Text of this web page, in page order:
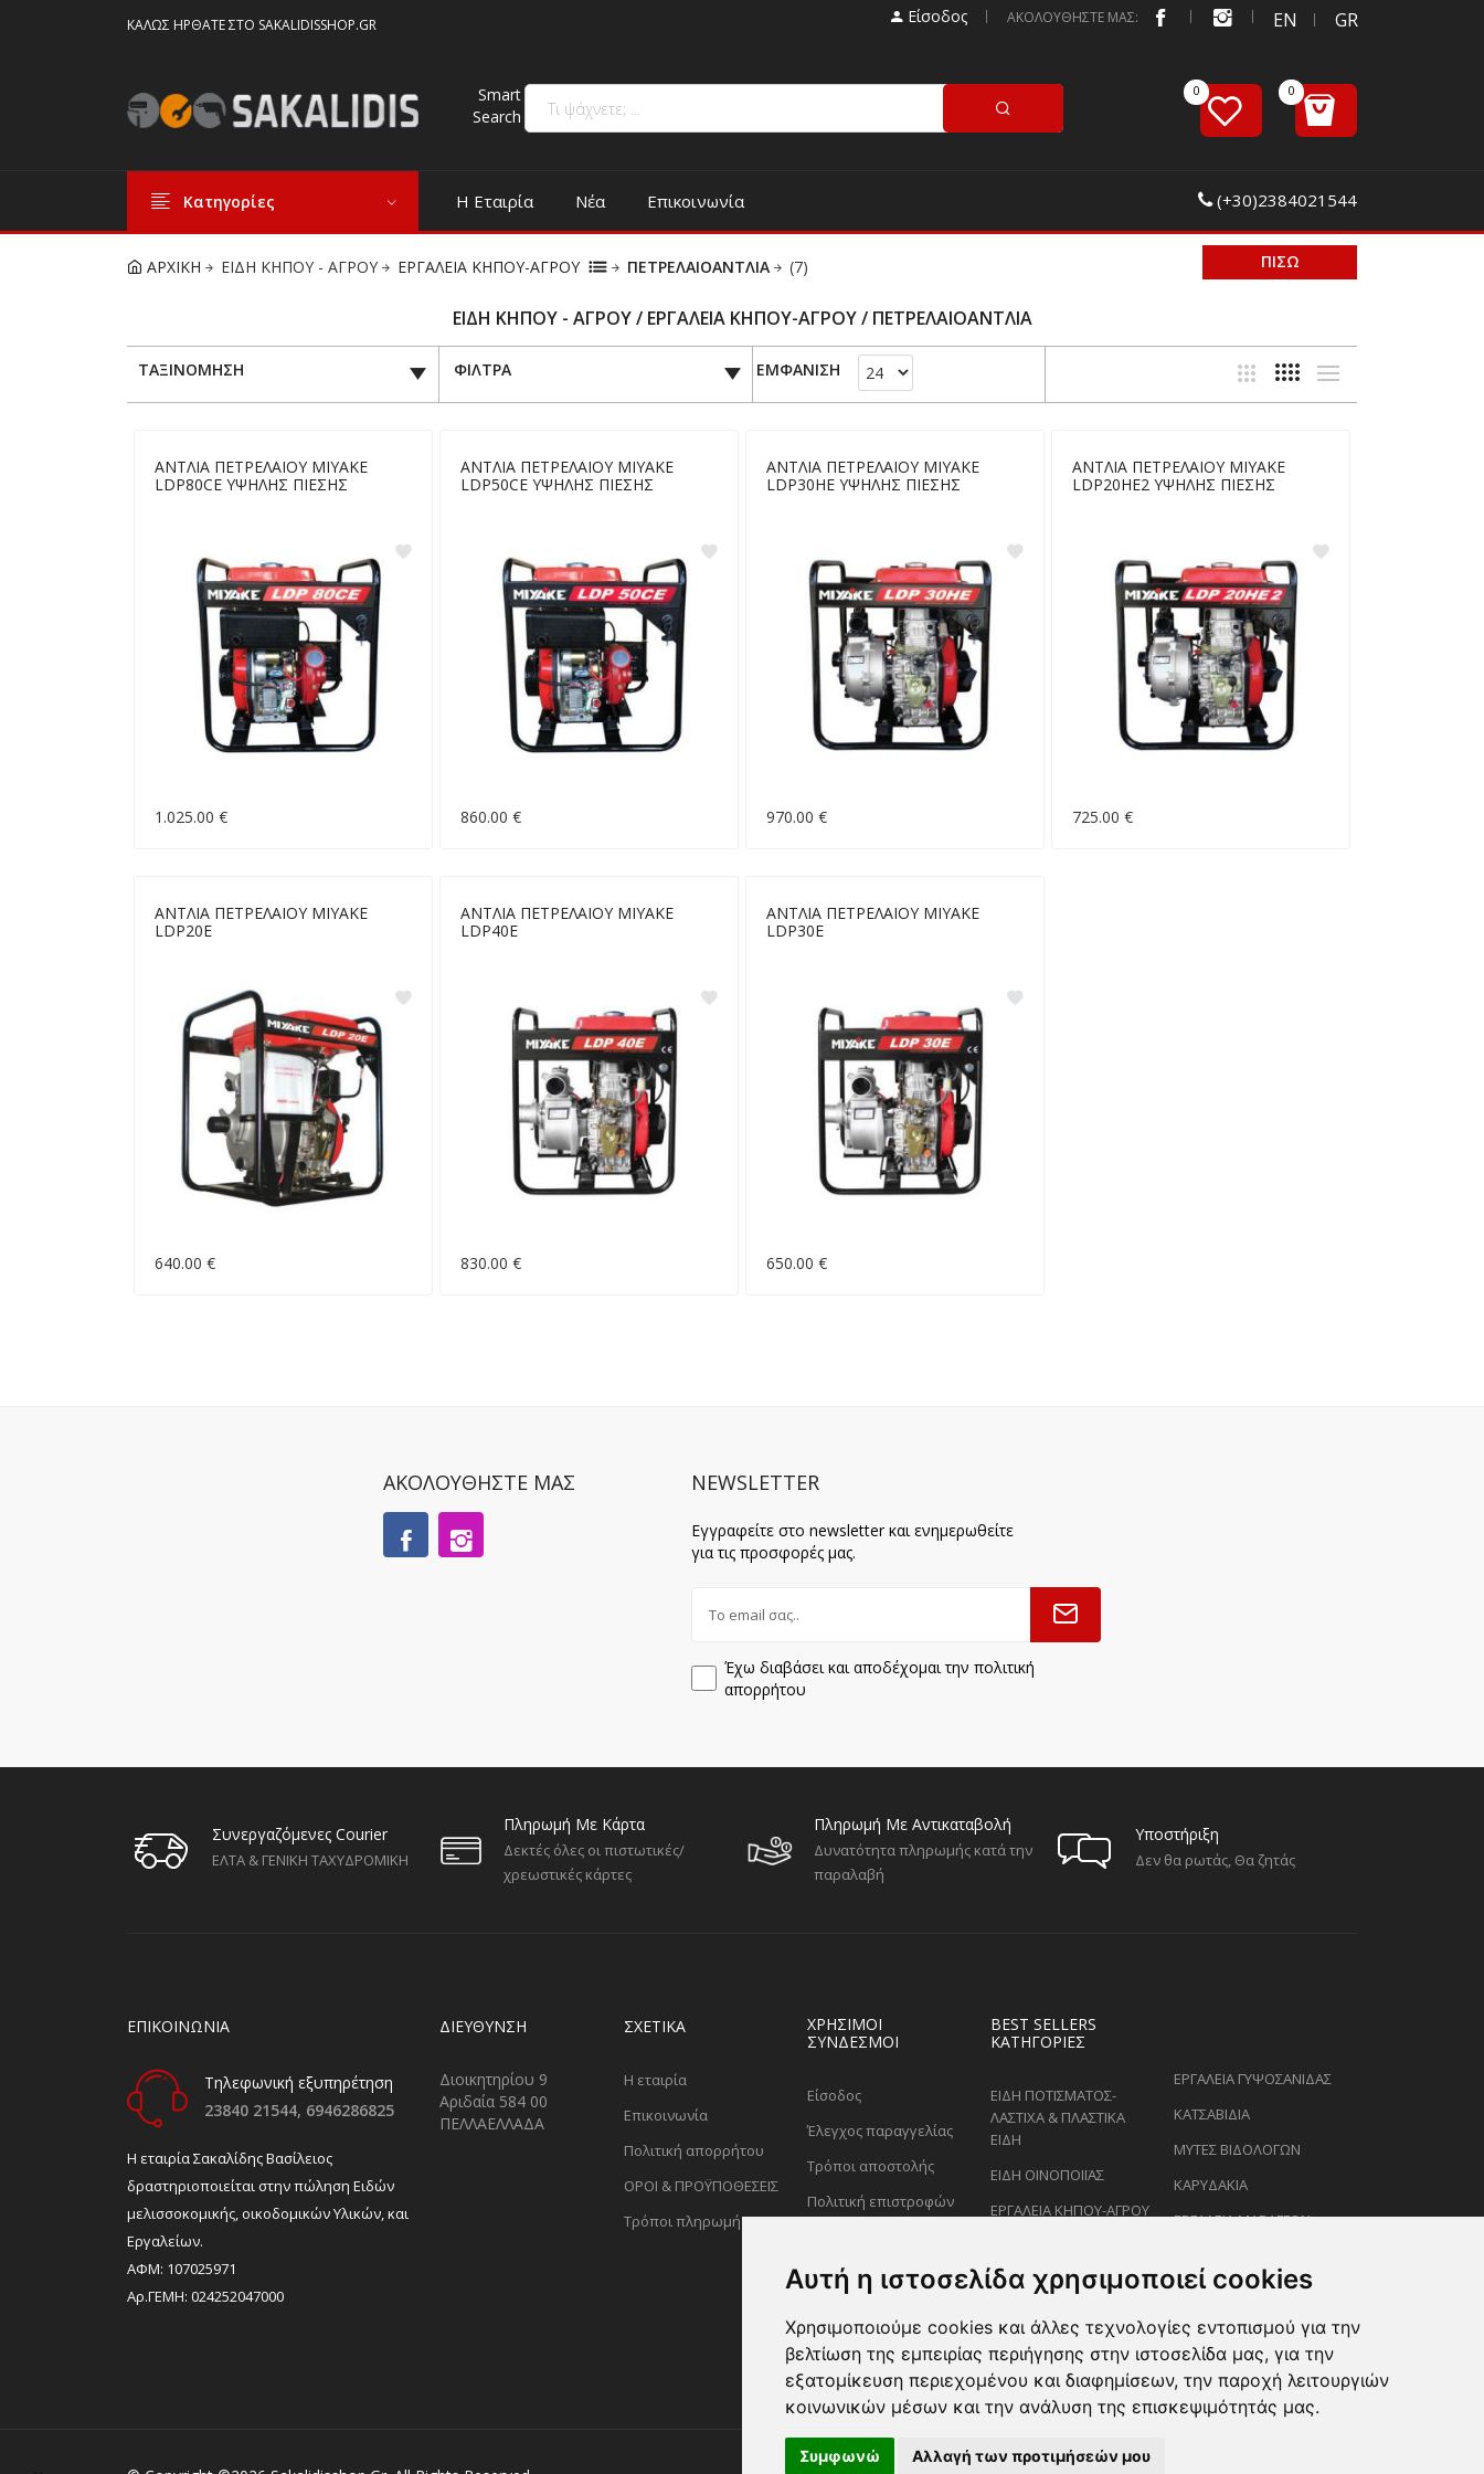
Αυτή η ιστοσελίδα χρησιμοποιεί cookies
Χρησιμοποιούμε cookies και άλλες τεχνολογίες εντοπισμού για την
βελτίωση της εμπειρίας περιήγησης στην ιστοσελίδα μας, για την
εξατομίκευση περιεχομένου και διαφημίσεων, την παροχή λειτουργιών
κοινωνικών μέσων και την ανάλυση της επισκεψιμότητάς μας.
Συμφωνώ Αλλαγή των προτιμήσεών μου
ΚΑΛΏΣ ΉΡΘΑΤΕ ΣΤΟ SAKALIDISSHOP.GR Είσοδος ΑΚΟΛΟΥΘΗΣΤΕ ΜΑΣ: EN GR
Smart
Search
Κατηγορίες Η Εταιρία Νέα Επικοινωνία (+30)2384021544
ΑΡΧΙΚΗ ΕΙΔΗ ΚΗΠΟΥ - ΑΓΡΟΥ ΕΡΓΑΛΕΙΑ ΚΗΠΟΥ-ΑΓΡΟΥ ΠΕΤΡΕΛΑΙΟΑΝΤΛΙΑ (7) ΠΙΣΩ
ΕΙΔΗ ΚΗΠΟΥ - ΑΓΡΟΥ / ΕΡΓΑΛΕΙΑ ΚΗΠΟΥ-ΑΓΡΟΥ / ΠΕΤΡΕΛΑΙΟΑΝΤΛΙΑ
ΤΑΞΙΝΟΜΗΣΗ ΦΙΛΤΡΑ ΕΜΦΑΝΙΣΗ
ΑΝΤΛΙΑ ΠΕΤΡΕΛΑΙΟΥ MIYAKE
LDP80CE ΥΨΗΛΗΣ ΠΙΕΣΗΣ
1.025.00 €
ΑΝΤΛΙΑ ΠΕΤΡΕΛΑΙΟΥ MIYAKE
LDP50CE ΥΨΗΛΗΣ ΠΙΕΣΗΣ
860.00 €
ΑΝΤΛΙΑ ΠΕΤΡΕΛΑΙΟΥ MIYAKE
LDP30HE ΥΨΗΛΗΣ ΠΙΕΣΗΣ
970.00 €
ΑΝΤΛΙΑ ΠΕΤΡΕΛΑΙΟΥ MIYAKE
LDP20HE2 ΥΨΗΛΗΣ ΠΙΕΣΗΣ
725.00 €
ΑΝΤΛΙΑ ΠΕΤΡΕΛΑΙΟΥ MIYAKE
LDP20E
640.00 €
ΑΝΤΛΙΑ ΠΕΤΡΕΛΑΙΟΥ MIYAKE
LDP40E
830.00 €
ΑΝΤΛΙΑ ΠΕΤΡΕΛΑΙΟΥ MIYAKE
LDP30E
650.00 €
ΑΚΟΛΟΥΘΗΣΤΕ ΜΑΣ NEWSLETTER
Εγγραφείτε στο newsletter και ενημερωθείτε
για τις προσφορές μας.
Έχω διαβάσει και αποδέχομαι την πολιτική
απορρήτου
Συνεργαζόμενες Courier
ΕΛΤΑ & ΓΕΝΙΚΗ ΤΑΧΥΔΡΟΜΙΚΗ
Πληρωμή Με Κάρτα
Δεκτές όλες οι πιστωτικές/
χρεωστικές κάρτες
Πληρωμή Με Αντικαταβολή
Δυνατότητα πληρωμής κατά την
παραλαβή
Υποστήριξη
Δεν θα ρωτάς, Θα ζητάς
ΕΠΙΚΟΙΝΩΝΙΑ
Τηλεφωνική εξυπηρέτηση
23840 21544, 6946286825
H εταιρία Σακαλίδης Βασίλειος
δραστηριοποιείται στην πώληση Ειδών
μελισσοκομικής, οικοδομικών Υλικών, και
Εργαλείων.
ΑΦΜ: 107025971
Αρ.ΓΕΜΗ: 024252047000
ΔΙΕΎΘΥΝΣΗ
Διοικητηρίου 9
Αριδαία 584 00
ΠΕΛΛΑΕΛΛΑΔΑ
ΣΧΕΤΙΚΑ
Η εταιρία
Επικοινωνία
Πολιτική απορρήτου
ΟΡΟΙ & ΠΡΟΫΠΟΘΕΣΕΙΣ
Τρόποι πληρωμής
ΧΡΗΣΙΜΟΙ
ΣΥΝΔΕΣΜΟΙ
Είσοδος
Έλεγχος παραγγελίας
Τρόποι αποστολής
Πολιτική επιστροφών
BEST SELLERS
ΚΑΤΗΓΟΡΊΕΣ
ΕΙΔΗ ΠΟΤΙΣΜΑΤΟΣ-
ΛΑΣΤΙΧΑ & ΠΛΑΣΤΙΚΑ
ΕΙΔΗ
ΕΙΔΗ ΟΙΝΟΠΟΙΪΑΣ
ΕΡΓΑΛΕΙΑ ΚΗΠΟΥ-ΑΓΡΟΥ
ΡΑΝΤΙΣΜΑΤΟΣ
ΨΑΛΙΔΙΑ ΚΛΑΔΕΜΑΤΟΣ
ΕΡΓΑΛΕΙΑ ΓΥΨΟΣΑΝΙΔΑΣ
ΚΑΤΣΑΒΙΔΙΑ
ΜΥΤΕΣ ΒΙΔΟΛΟΓΩΝ
ΚΑΡΥΔΑΚΙΑ
ΕΡΓΑΛΕΙΑ ΜΑΡΑΓΓΩΝ